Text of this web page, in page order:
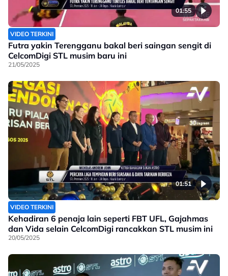
01:55
VIDEO TERKINI
Futra yakin Terengganu bakal beri saingan sengit di
CelcomDigi STL musim baru ini
21/05/2025
01:51
VIDEO TERKINI
Kehadiran 6 penaja lain seperti FBT UFL, Gajahmas
dan Vida selain CelcomDigi rancakkan STL musim ini
20/05/2025